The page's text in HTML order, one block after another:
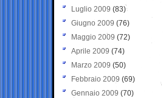
Luglio 2009 (83)
Giugno 2009 (76)
Maggio 2009 (72)
Aprile 2009 (74)
Marzo 2009 (50)
Febbraio 2009 (69)
Gennaio 2009 (70)